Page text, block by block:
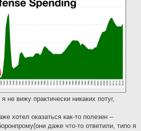
не вижу практически никаких потуг,
хотел оказаться как-то полезен –
даже что-то ответили, типо я